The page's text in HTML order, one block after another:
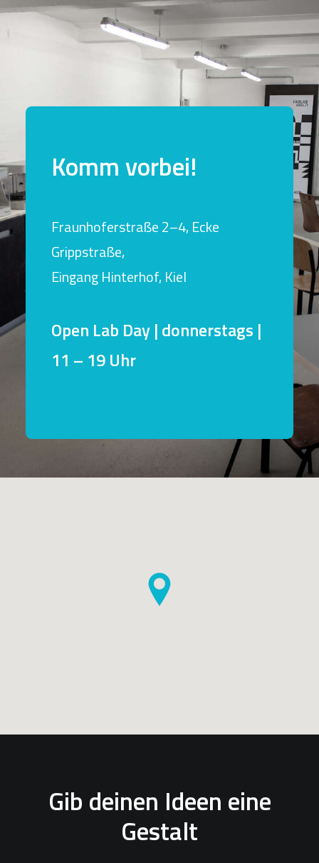
Komm vorbei!
Fraunhoferstraße 2–4, Ecke
Grippstraße,
Eingang Hinterhof, Kiel
Open Lab Day | donnerstags |
11 – 19 Uhr
Gib deinen Ideen eine
Gestalt